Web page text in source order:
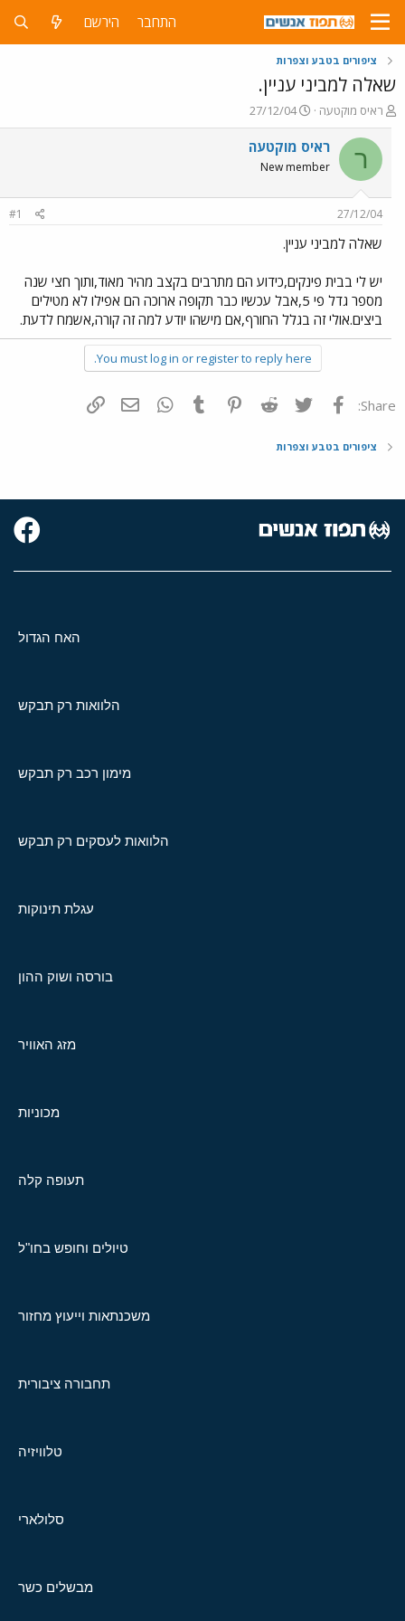
התחבר הירשם
ציפורים בטבע וצפרות
שאלה למביני עניין.
פ
ו
ת
ח
ה
ש
א
ראיס מוקטעה
פ
ו
ר
ם
ר
27/12/04
ר ראיס מוקטעה
New member
27/12/04
#1
שאלה למביני עניין.
יש לי בבית פינקים,כידוע הם מתרבים בקצב מהיר מאוד,ותוך חצי שנה
מספר גדל פי 5,אבל עכשיו כבר תקופה ארוכה הם אפילו לא מטילים
ביצים.אולי זה בגלל החורף,אם מישהו יודע למה זה קורה,אשמח לדעת.
You must log in or register to reply here.
Share: פייסבוק Twitter
Reddit
Pinterest
Tumblr
WhatsAppדואר אלקטרוני
ציפורים בטבע וצפרות
האח הגדול
הלוואות רק תבקש
מימון רכב רק תבקש
הלוואות לעסקים רק תבקש
עגלת תינוקות
בורסה ושוק ההון
מזג האוויר
מכוניות
תעופה קלה
טיולים וחופש בחו"ל
משכנתאות וייעוץ מחזור
תחבורה ציבורית
טלוויזיה
סלולארי
מבשלים כשר